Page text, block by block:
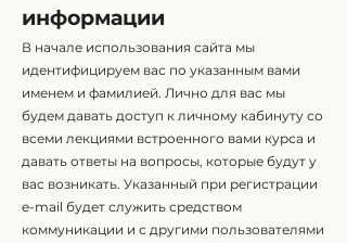
информации
В начале использования сайта мы
идентифицируем вас по указанным вами
именем и фамилией. Лично для вас мы
будем давать доступ к личному кабинуту со
всеми лекциями встроенного вами курса и
давать ответы на вопросы, которые будут у
вас возникать. Указанный при регистрации
e-mail будет служить средством
коммуникации и с другими пользователями